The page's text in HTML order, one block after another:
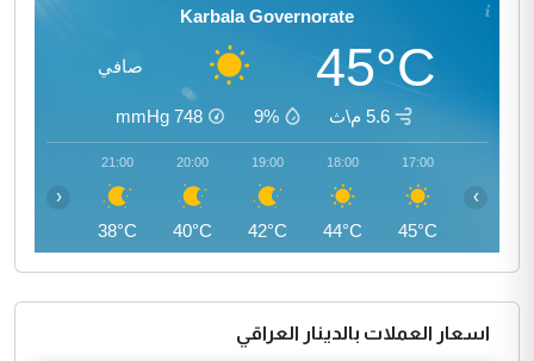
Karbala Governorate
45°C صافي
5.6 م\ث 9%
748
mmHg
17:00
45°C
18:00
44°C
19:00
42°C
20:00
40°C
21:00
38°C
‹ ›
اسعار العملات بالدينار العراقي